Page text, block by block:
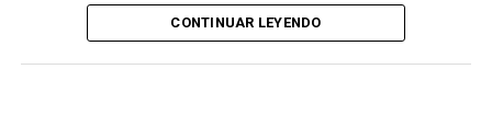
CONTINUAR LEYENDO